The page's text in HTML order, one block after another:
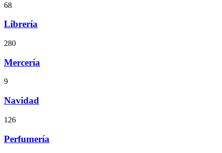
68
Librería
280
Mercería
9
Navidad
126
Perfumería